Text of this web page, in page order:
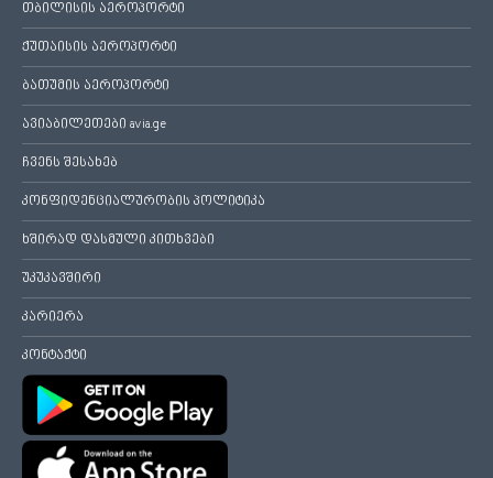
თბილისის აეროპორტი
ქუთაისის აეროპორტი
ბათუმის აეროპორტი
ავიაბილეთები avia.ge
ჩვენს შესახებ
კონფიდენციალურობის პოლიტიკა
ხშირად დასმული კითხვები
უკუკავშირი
კარიერა
კონტაქტი